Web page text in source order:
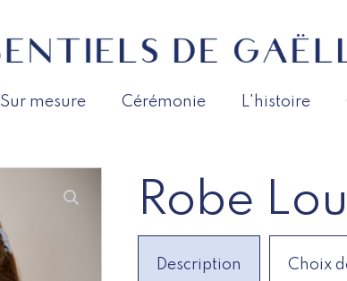
Sur mesure Cérémonie L'histoire
Robe
Description Choix